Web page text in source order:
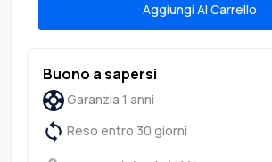
Aggiungi Al Carrello
Buono a sapersi
Garanzia 1 anni
Reso entro 30 giorni